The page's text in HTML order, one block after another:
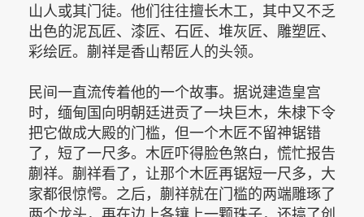
山人或其门徒。他们往往擅长木工，其中又不乏
出色的泥瓦匠、漆匠、石匠、堆灰匠、雕塑匠、
彩绘匠。蒯祥是香山帮匠人的头领。
民间一直流传着他的一个故事。据说建造皇宫
时，缅甸国向明朝廷进贡了一块巨木，朱棣下令
把它做成大殿的门槛，但一个木匠不留神锯错
了，短了一尺多。木匠吓得脸色煞白，慌忙报告
蒯祥。蒯祥看了，让那个木匠再锯短一尺多，大
家都很惊愕。之后，蒯祥就在门槛的两端雕琢了